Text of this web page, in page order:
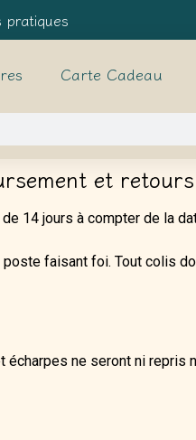
pratiques
Carte Cadeau
et retours
14 jours à compter de la
faisant foi. Tout colis
ne seront ni repris